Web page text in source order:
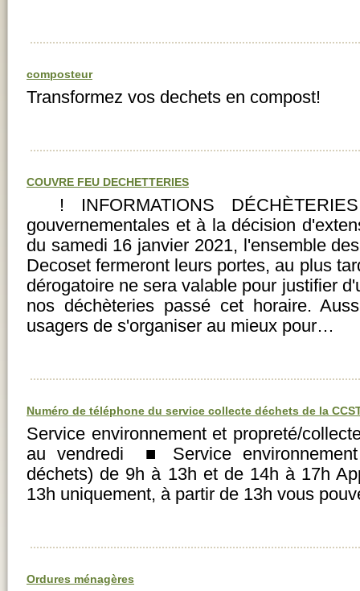
composteur
Transformez vos dechets en compost!
COUVRE FEU DECHETTERIES
! INFORMATIONS
gouvernementales et à la décision
du samedi 16 janvier 2021, l'ensemble
Decoset fermeront leurs portes, au plus
dérogatoire ne sera valable pour justifier
nos déchèteries passé cet horaire.
usagers de s'organiser au mieux pour…
Numéro de téléphone du service collecte déchets de la
Service environnement et propreté/
au vendredi ■ Service
déchets) de 9h à 13h et de 14h à 17h
13h uniquement, à partir de 13h vous
Ordures ménagères